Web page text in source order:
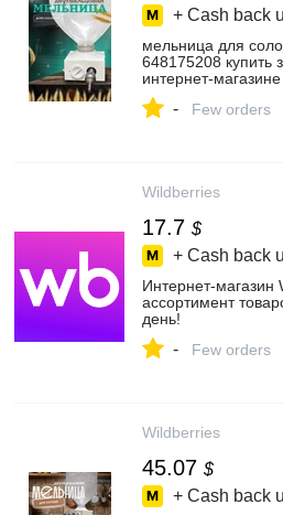
+ Cash back
мельница для
648175208 купить
- Few orders
Wildberries
17.7 $
+ Cash back
ассортимент
день!
- Few orders
Wildberries
45.07 $
+ Cash back